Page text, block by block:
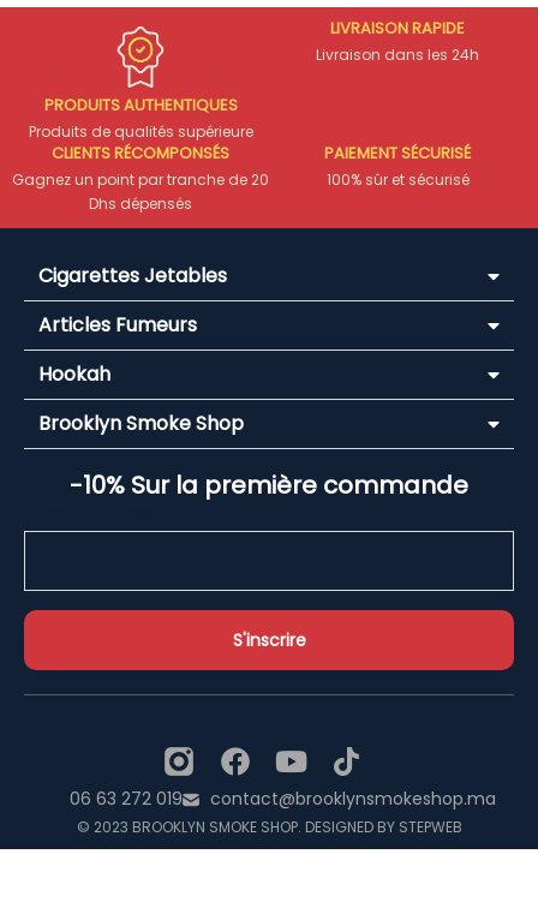
PRODUITS AUTHENTIQUES
Produits de qualités supérieure
LIVRAISON RAPIDE
Livraison dans les 24h
CLIENTS RÉCOMPONSÉS
Gagnez un point par tranche de 20
Dhs dépensés
PAIEMENT SÉCURISÉ
100% sûr et sécurisé
Cigarettes Jetables
Articles Fumeurs
Hookah
Brooklyn Smoke Shop
-10% Sur la première commande
© 2023 BROOKLYN SMOKE SHOP. DESIGNED BY STEPWEB
06 63 272 019 contact@brooklynsmokeshop.ma